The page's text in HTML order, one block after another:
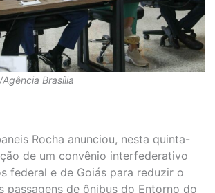
Brasília
Rocha anunciou, nesta quinta-
de um convênio interfederativo
federal e de Goiás para reduzir o
passagens de ônibus do Entorno do